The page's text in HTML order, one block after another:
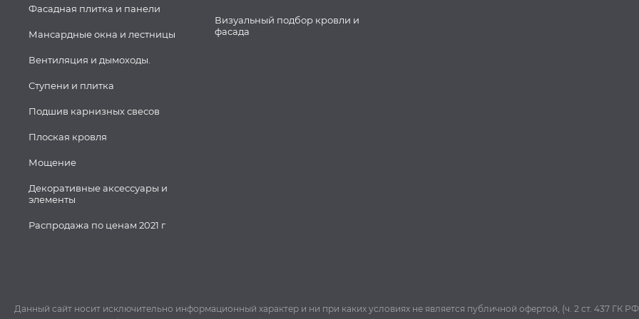
Фасадная плитка и панели
Мансардные окна и лестницы
Вентиляция и дымоходы.
Ступени и плитка
Подшив карнизных свесов
Плоская кровля
Мощение
Декоративные аксессуары и
элементы
Распродажа по ценам 2021 г
Визуальный подбор кровли и
фасада
Данный сайт носит исключительно информационный характер и ни при каких условиях не является публичной офертой, (ч. 2 ст. 437 ГК